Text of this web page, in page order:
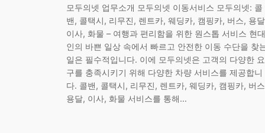
모두의넷 업무소개 모두의넷 이동서비스 모두의넷: 콜
밴, 콜택시, 리무진, 렌트카, 웨딩카, 캠핑카, 버스, 용
이사, 화물 – 여행과 편리함을 위한 원스톱 서비스 현대
인의 바쁜 일상 속에서 빠르고 안전한 이동 수단을 찾
일은 필수적입니다. 이에 모두의넷은 고객의 다양한 요
구를 충족시키기 위해 다양한 차량 서비스를 제공합니
다. 콜밴, 콜택시, 리무진, 렌트카, 웨딩카, 캠핑카, 버
용달, 이사, 화물 서비스를 통해…